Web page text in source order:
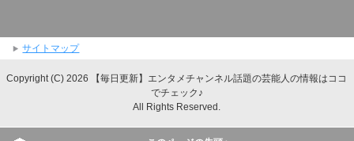
サイトマップ
Copyright (C) 2026 【毎日更新】エンタメチャンネル話題の芸能人の情報はココ
でチェック♪
All Rights Reserved.